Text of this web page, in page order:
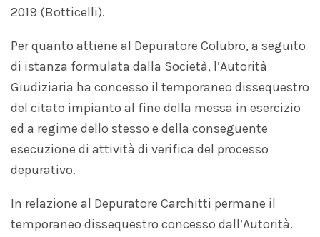
2019 (Botticelli).
Per quanto attiene al Depuratore Colubro, a seguito
di istanza formulata dalla Società, l’Autorità
Giudiziaria ha concesso il temporaneo dissequestro
del citato impianto al fine della messa in esercizio
ed a regime dello stesso e della conseguente
esecuzione di attività di verifica del processo
depurativo.
In relazione al Depuratore Carchitti permane il
temporaneo dissequestro concesso dall’Autorità.